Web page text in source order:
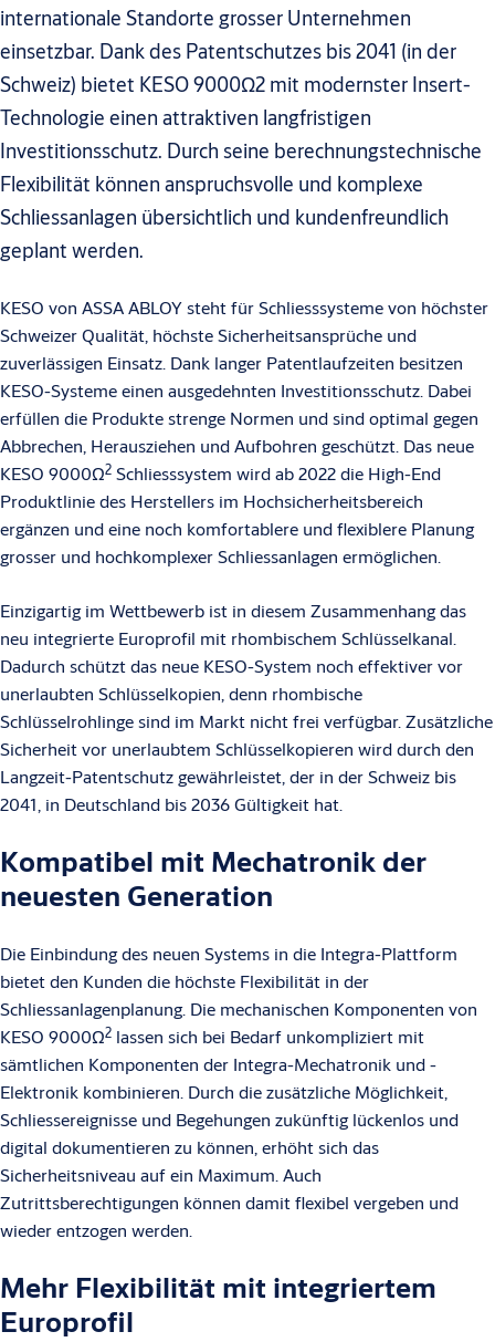
internationale Standorte grosser Unternehmen
einsetzbar. Dank des Patentschutzes bis 2041 (in der
Schweiz) bietet KESO 9000Ω2 mit modernster Insert-
Technologie einen attraktiven langfristigen
Investitionsschutz. Durch seine berechnungstechnische
Flexibilität können anspruchsvolle und komplexe
Schliessanlagen übersichtlich und kundenfreundlich
geplant werden.
KESO von ASSA ABLOY steht für Schliesssysteme von höchster
Schweizer Qualität, höchste Sicherheitsansprüche und
zuverlässigen Einsatz. Dank langer Patentlaufzeiten besitzen
KESO-Systeme einen ausgedehnten Investitionsschutz. Dabei
erfüllen die Produkte strenge Normen und sind optimal gegen
Abbrechen, Herausziehen und Aufbohren geschützt. Das neue
KESO 9000Ω2 Schliesssystem wird ab 2022 die High-End
Produktlinie des Herstellers im Hochsicherheitsbereich
ergänzen und eine noch komfortablere und flexiblere Planung
grosser und hochkomplexer Schliessanlagen ermöglichen.
Einzigartig im Wettbewerb ist in diesem Zusammenhang das
neu integrierte Europrofil mit rhombischem Schlüsselkanal.
Dadurch schützt das neue KESO-System noch effektiver vor
unerlaubten Schlüsselkopien, denn rhombische
Schlüsselrohlinge sind im Markt nicht frei verfügbar. Zusätzliche
Sicherheit vor unerlaubtem Schlüsselkopieren wird durch den
Langzeit-Patentschutz gewährleistet, der in der Schweiz bis
2041, in Deutschland bis 2036 Gültigkeit hat.
Kompatibel mit Mechatronik der
neuesten Generation
Die Einbindung des neuen Systems in die Integra-Plattform
bietet den Kunden die höchste Flexibilität in der
Schliessanlagenplanung. Die mechanischen Komponenten von
KESO 9000Ω2 lassen sich bei Bedarf unkompliziert mit
sämtlichen Komponenten der Integra-Mechatronik und -
Elektronik kombinieren. Durch die zusätzliche Möglichkeit,
Schliessereignisse und Begehungen zukünftig lückenlos und
digital dokumentieren zu können, erhöht sich das
Sicherheitsniveau auf ein Maximum. Auch
Zutrittsberechtigungen können damit flexibel vergeben und
wieder entzogen werden.
Mehr Flexibilität mit integriertem
Europrofil